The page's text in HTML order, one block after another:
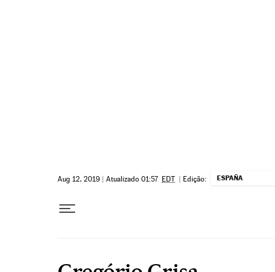
Aug 12, 2019 | Atualizado 01:57 EDT | Edição: ESPAÑA